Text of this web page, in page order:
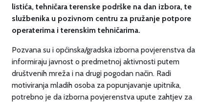
listića, tehničara terenske podrške na dan izbora, te
službenika u pozivnom centru za pružanje potpore
operaterima i terenskim tehničarima.
Pozvana su i općinska/gradska izborna povjerenstva da
informiraju javnost o predmetnoj aktivnosti putem
društvenih mreža i na drugi pogodan način. Radi
motiviranja mladih osoba za popunjavanje upitnika,
potrebno je da izborna povjerenstva upute zahtjev za